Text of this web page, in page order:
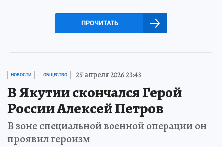
ПРОЧИТАТЬ
НОВОСТИ ОБЩЕСТВО 25 апреля 2026 23:43
В Якутии скончался Герой
России Алексей Петров
В зоне специальной военной операции он
проявил героизм